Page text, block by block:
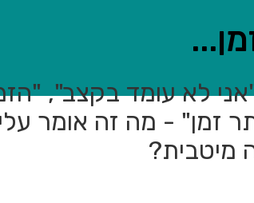
"אני לא עומד בקצב",
זמן" - מה זה אומר
מיטבית?